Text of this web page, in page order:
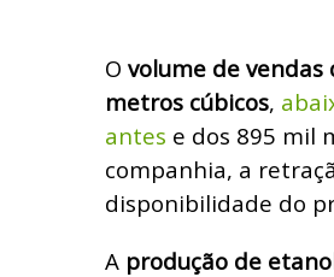
O volume de
metros cúbicos,
antes e dos 895 mil
companhia, a
disponibilidade do
A produção de